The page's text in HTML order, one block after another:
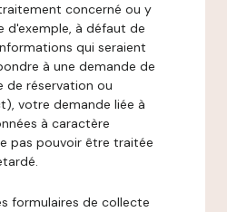
concerné ou y
d'exemple, à défaut de
qui seraient
à une demande de
de réservation ou
votre demande liée à
à caractère
pas pouvoir être traitée
formulaires de collecte